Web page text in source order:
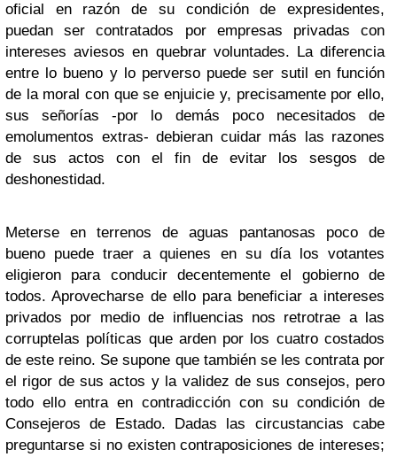
oficial en razón de su condición de expresidentes,
puedan ser contratados por empresas privadas con
intereses aviesos en quebrar voluntades. La diferencia
entre lo bueno y lo perverso puede ser sutil en función
de la moral con que se enjuicie y, precisamente por ello,
sus señorías -por lo demás poco necesitados de
emolumentos extras- debieran cuidar más las razones
de sus actos con el fin de evitar los sesgos de
deshonestidad.
Meterse en terrenos de aguas pantanosas poco de
bueno puede traer a quienes en su día los votantes
eligieron para conducir decentemente el gobierno de
todos. Aprovecharse de ello para beneficiar a intereses
privados por medio de influencias nos retrotrae a las
corruptelas políticas que arden por los cuatro costados
de este reino. Se supone que también se les contrata por
el rigor de sus actos y la validez de sus consejos, pero
todo ello entra en contradicción con su condición de
Consejeros de Estado. Dadas las circustancias cabe
preguntarse si no existen contraposiciones de intereses;